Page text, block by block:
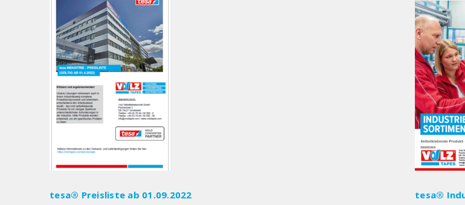
tesa® Preisliste ab 01.09.2022 tesa®